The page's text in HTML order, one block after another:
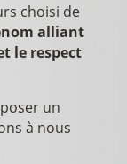
choisi de
alliant
le respect
un
à nous